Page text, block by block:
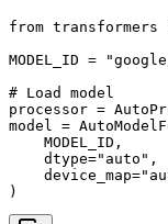
from transformers
MODEL_ID =
# Load model
processor =
model =
    MODEL_ID,
    dtype="auto",
)